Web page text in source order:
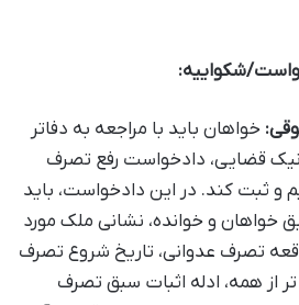
شکواییه:
خواهان باید با مراجعه به دفاتر
قضایی، دادخواست رفع تصرف
و ثبت کند. در این دادخواست، باید
و خوانده، نشانی ملک مورد
تصرف عدوانی، تاریخ شروع تصرف
از همه، ادله اثبات سبق تصرف